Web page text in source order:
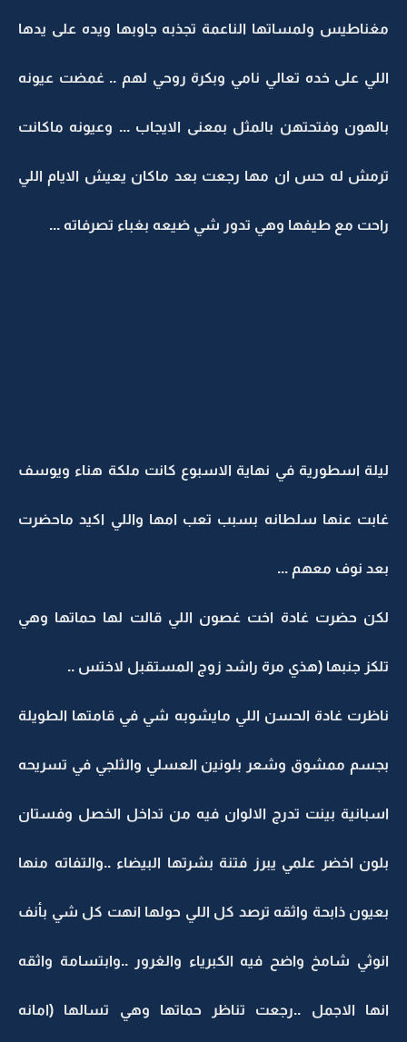
مغناطيس ولمساتها الناعمة تجذبه جاوبها ويده على يدها
اللي على خده تعالي نامي وبكرة روحي لهم .. غمضت عيونه
بالهون وفتحتهن بالمثل بمعنى الايجاب ... وعيونه ماكانت
ترمش له حس ان مها رجعت بعد ماكان يعيش الايام اللي
راحت مع طيفها وهي تدور شي ضيعه بغباء تصرفاته ...
ليلة اسطورية في نهاية الاسبوع كانت ملكة هناء ويوسف
غابت عنها سلطانه بسبب تعب امها واللي اكيد ماحضرت
بعد نوف معهم ...
لكن حضرت غادة اخت غصون اللي قالت لها حماتها وهي
تلكز جنبها (هذي مرة راشد زوج المستقبل لاختس ..
ناظرت غادة الحسن اللي مايشوبه شي في قامتها الطويلة
بجسم ممشوق وشعر بلونين العسلي والثلجي في تسريحه
اسبانية بينت تدرج الالوان فيه من تداخل الخصل وفستان
بلون اخضر علمي يبرز فتنة بشرتها البيضاء ..والتفاته منها
بعيون ذابحة واثقه ترصد كل اللي حولها انهت كل شي بأنف
انوثي شامخ واضح فيه الكبرياء والغرور ..وابتسامة واثقه
انها الاجمل ..رجعت تناظر حماتها وهي تسالها (امانه